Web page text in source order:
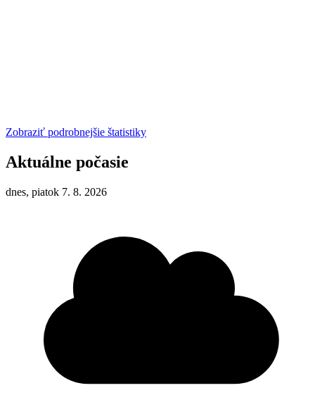
Zobraziť podrobnejšie štatistiky
Aktuálne počasie
dnes, piatok 7. 8. 2026